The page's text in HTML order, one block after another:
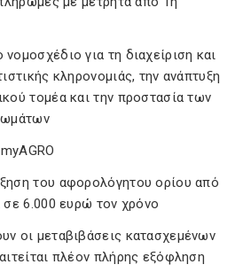
για τη διαχείριση και
κληρονομιάς, την ανάπτυξη
τομέα και την προστασία των
του αφορολόγητου ορίου από
6.000 ευρώ τον χρόνο
οι μεταβιβάσεις κατασχεμένων
πλέον πλήρης εξόφληση